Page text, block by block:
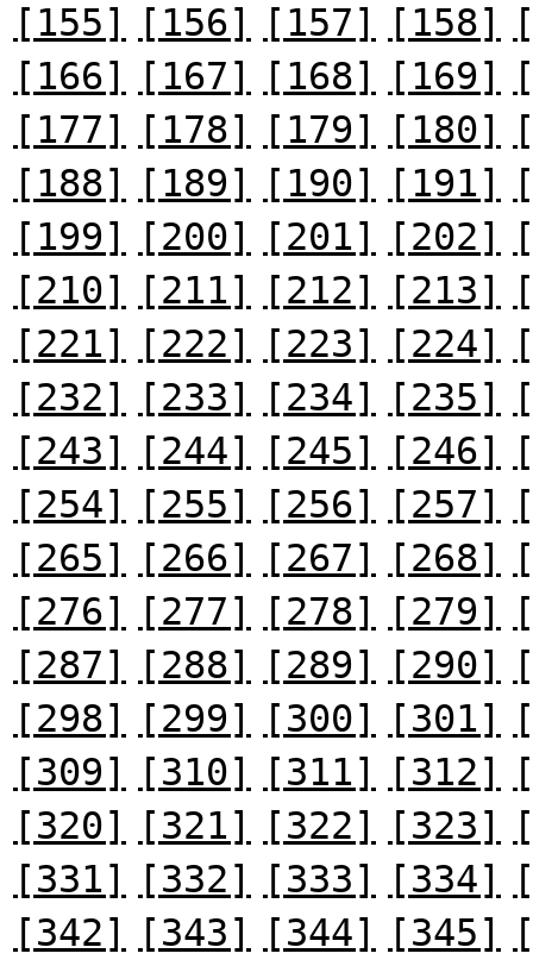
[155]
[156] [157] [158]
[166]
[167] [168] [169]
[177]
[178] [179] [180]
[188]
[189] [190] [191]
[199]
[200] [201] [202]
[210]
[211] [212] [213]
[221]
[222] [223] [224]
[232]
[233] [234] [235]
[243]
[244] [245] [246]
[254]
[255] [256] [257]
[265]
[266] [267] [268]
[276]
[277] [278] [279]
[287]
[288] [289] [290]
[298]
[299] [300] [301]
[309]
[310] [311] [312]
[320]
[321] [322] [323]
[331]
[332] [333] [334]
[342]
[343] [344] [345]